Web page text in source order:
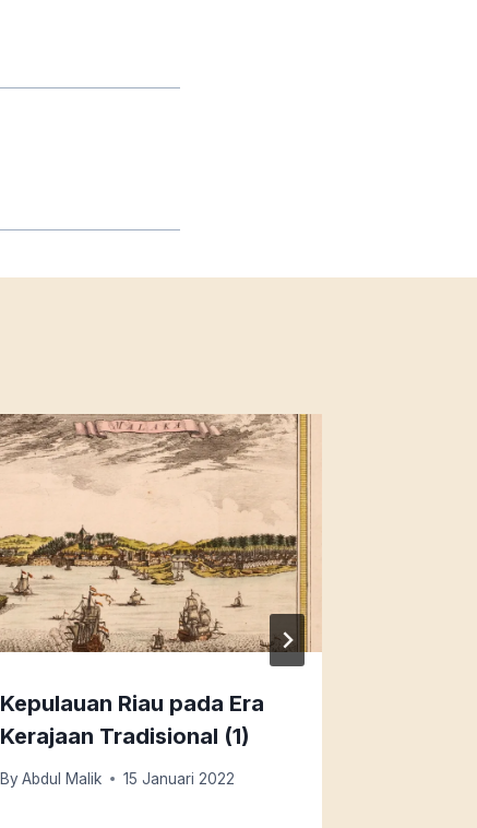
Kepulauan Riau pada Era
Kerajaan Tradisional (1)
By Abdul Malik 15 Januari 2022